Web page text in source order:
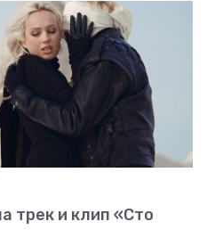
трек и клип «Сто